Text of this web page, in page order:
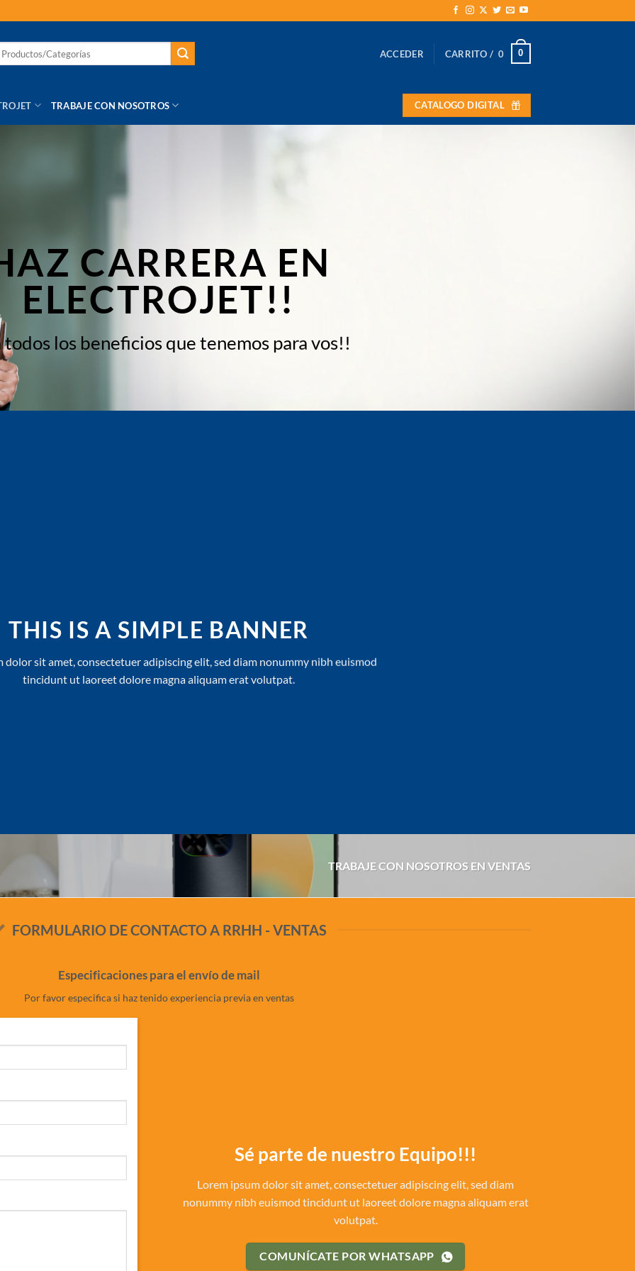
ACCEDER CARRITO / 0 0
TRABAJE CON NOSOTROS CATALOGO DIGITAL
CARRERA EN
ELECTROJET!!
los beneficios que tenemos para vos!!
THIS IS A SIMPLE BANNER
dolor sit amet, consectetuer adipiscing elit, sed diam nonummy nibh euismod
tincidunt ut laoreet dolore magna aliquam erat volutpat.
TRABAJE CON NOSOTROS EN VENTAS
FORMULARIO DE CONTACTO A RRHH - VENTAS
Especificaciones para el envío de mail
Por favor especifica si haz tenido experiencia previa en ventas
Sé parte de nuestro Equipo!!!
Lorem ipsum dolor sit amet, consectetuer adipiscing elit, sed diam
nonummy nibh euismod tincidunt ut laoreet dolore magna aliquam erat
volutpat.
COMUNÍCATE POR WHATSAPP